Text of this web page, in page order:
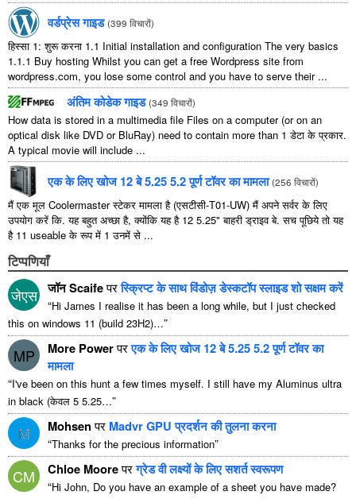
वर्डप्रेस गाइड (399 विचारों)
हिस्सा 1: शुरू करना 1.1 Initial installation and configuration The very basics
1.1.1 Buy hosting Whilst you can get a free Wordpress site from
wordpress.com, you lose some control and you have to serve their...
अंतिम कोडेक गाइड (349 विचारों)
How data is stored in a multimedia file Files on a computer(or on an
optical disk like DVD or BluRay) need to contain more than 1 डेटा के प्रकार.
A typical movie will include ...
एक के लिए खोज 12 बे 5.25 5.2 पूर्ण टॉवर का मामला (256 विचारों)
मैं एक मूल Coolermaster स्टेकर मामला है (एसटीसी-T01-UW) मैं अपने सर्वर के लिए
उपयोग करें कि. यह बहुत अच्छा है, क्योंकि यह है 12 5.25" बाहरी ड्राइव बे. सच पूछिये तो यह
है 11 useable के रूप में 1 उनमें से ...
टिप्पणियाँ
जेएस जॉन Scaifeपरस्क्रिप्ट के साथ विंडोज़ डेस्कटॉप स्लाइड शो सक्षम करें
“Hi James I realise it has been a long while, but I just checked
this on windows 11 (build 23H2)…”
MP More Powerपरएक के लिए खोज 12 बे 5.25 5.2 पूर्ण टॉवर का
मामला
“I've been on this hunt a few times myself. I still have my Aluminus ultra
in black (केवल 5 5.25…”
M Mohsenपर Madvr GPU प्रदर्शन की तुलना करना
“Thanks for the precious information”
CM Chloe Mooreपरग्रेड वी लक्ष्यों के लिए सशर्त स्वरूपण
“Hi John, Do you have an example of a sheet you have made?